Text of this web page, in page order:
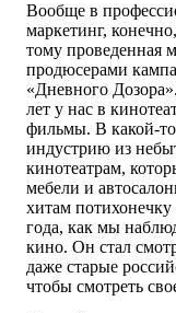
Вообще в
маркетинг,
тому проведенная
продюсерами
«Дневного
лет у нас в
фильмы. В какой-
индустрию из
кинотеатрам,
мебели и
хитам
года, как мы
кино. Он стал
даже старые
чтобы смотреть